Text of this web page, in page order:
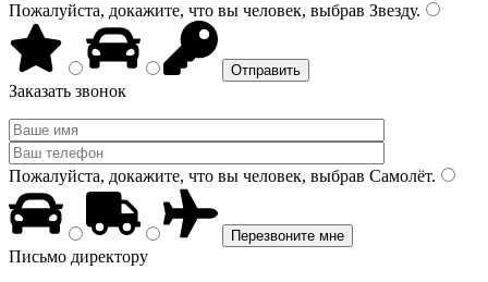
Пожалуйста, докажите, что вы человек, выбрав Звезду.
Заказать звонок
Пожалуйста, докажите, что вы человек, выбрав Самолёт.
Письмо директору